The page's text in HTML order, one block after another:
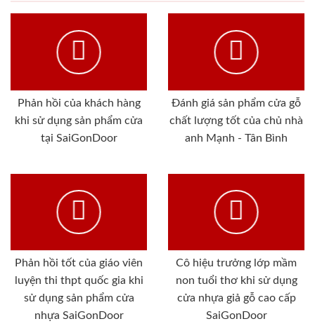
Phản hồi của khách hàng
khi sử dụng sản phẩm cửa
tại SaiGonDoor
Đánh giá sản phẩm cửa gỗ
chất lượng tốt của chủ nhà
anh Mạnh - Tân Bình
Phản hồi tốt của giáo viên
luyện thi thpt quốc gia khi
sử dụng sản phẩm cửa
nhựa SaiGonDoor
Cô hiệu trưởng lớp mầm
non tuổi thơ khi sử dụng
cửa nhựa giả gỗ cao cấp
SaiGonDoor